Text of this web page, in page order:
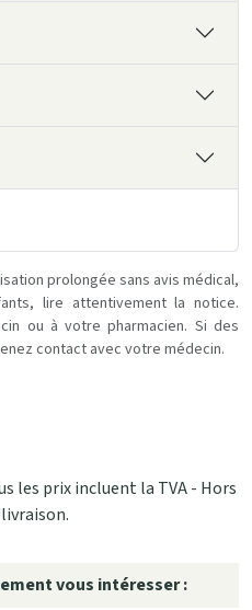
prolongée sans avis médical,
lire attentivement la notice.
ou à votre pharmacien. Si des
contact avec votre médecin.
les prix incluent la TVA - Hors
vous intéresser :